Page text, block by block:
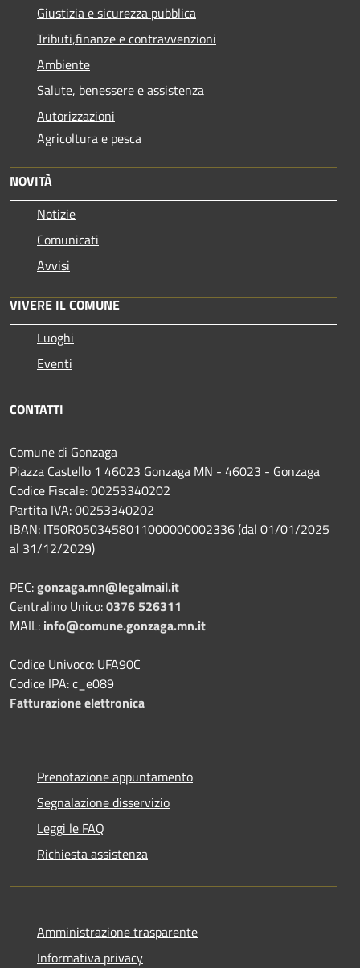
Giustizia e sicurezza pubblica
Tributi,finanze e contravvenzioni
Ambiente
Salute, benessere e assistenza
Autorizzazioni
Agricoltura e pesca
NOVITÀ
Notizie
Comunicati
Avvisi
VIVERE IL COMUNE
Luoghi
Eventi
CONTATTI
Comune di Gonzaga
Piazza Castello 1 46023 Gonzaga MN - 46023 - Gonzaga
Codice Fiscale: 00253340202
Partita IVA: 00253340202
IBAN: IT50R0503458011000000002336 (dal 01/01/2025
al 31/12/2029)
PEC:gonzaga.mn@legalmail.it
Centralino Unico:0376 526311
MAIL: info@comune.gonzaga.mn.it
Codice Univoco: UFA90C
Codice IPA: c_e089
Fatturazione elettronica
Prenotazione appuntamento
Segnalazione disservizio
Leggi le FAQ
Richiesta assistenza
Amministrazione trasparente
Informativa privacy